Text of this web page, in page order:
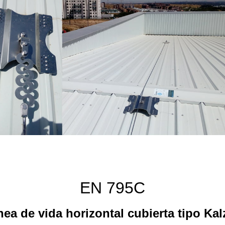
EN 795C
de vida horizontal cubierta tipo